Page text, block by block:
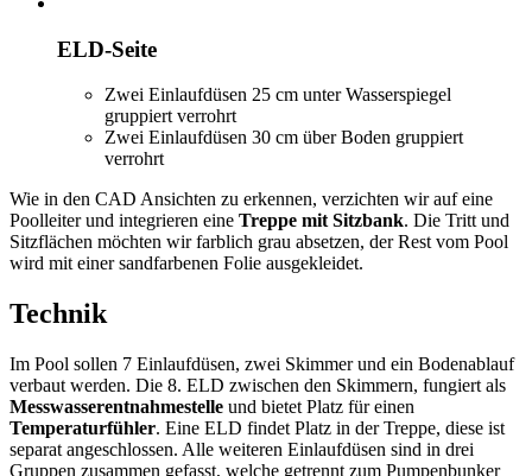
ELD-Seite
Zwei Einlaufdüsen 25 cm unter Wasserspiegel
gruppiert verrohrt
Zwei Einlaufdüsen 30 cm über Boden gruppiert
verrohrt
Wie in den CAD Ansichten zu erkennen, verzichten wir auf eine
Poolleiter und integrieren eine Treppe mit Sitzbank. Die Tritt und
Sitzflächen möchten wir farblich grau absetzen, der Rest vom Pool
wird mit einer sandfarbenen Folie ausgekleidet.
Technik
Im Pool sollen 7 Einlaufdüsen, zwei Skimmer und ein Bodenablauf
verbaut werden. Die 8. ELD zwischen den Skimmern, fungiert als
Messwasserentnahmestelle und bietet Platz für einen
Temperaturfühler. Eine ELD findet Platz in der Treppe, diese ist
separat angeschlossen. Alle weiteren Einlaufdüsen sind in drei
Gruppen zusammen gefasst, welche getrennt zum Pumpenbunker